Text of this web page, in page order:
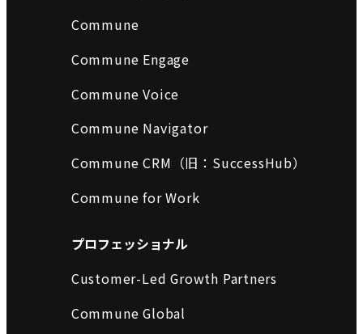
Commune
Commune Engage
Commune Voice
Commune Navigator
Commune CRM（旧：SuccessHub）
Commune for Work
プロフェッショナル
Customer-Led Growth Partners
Commune Global